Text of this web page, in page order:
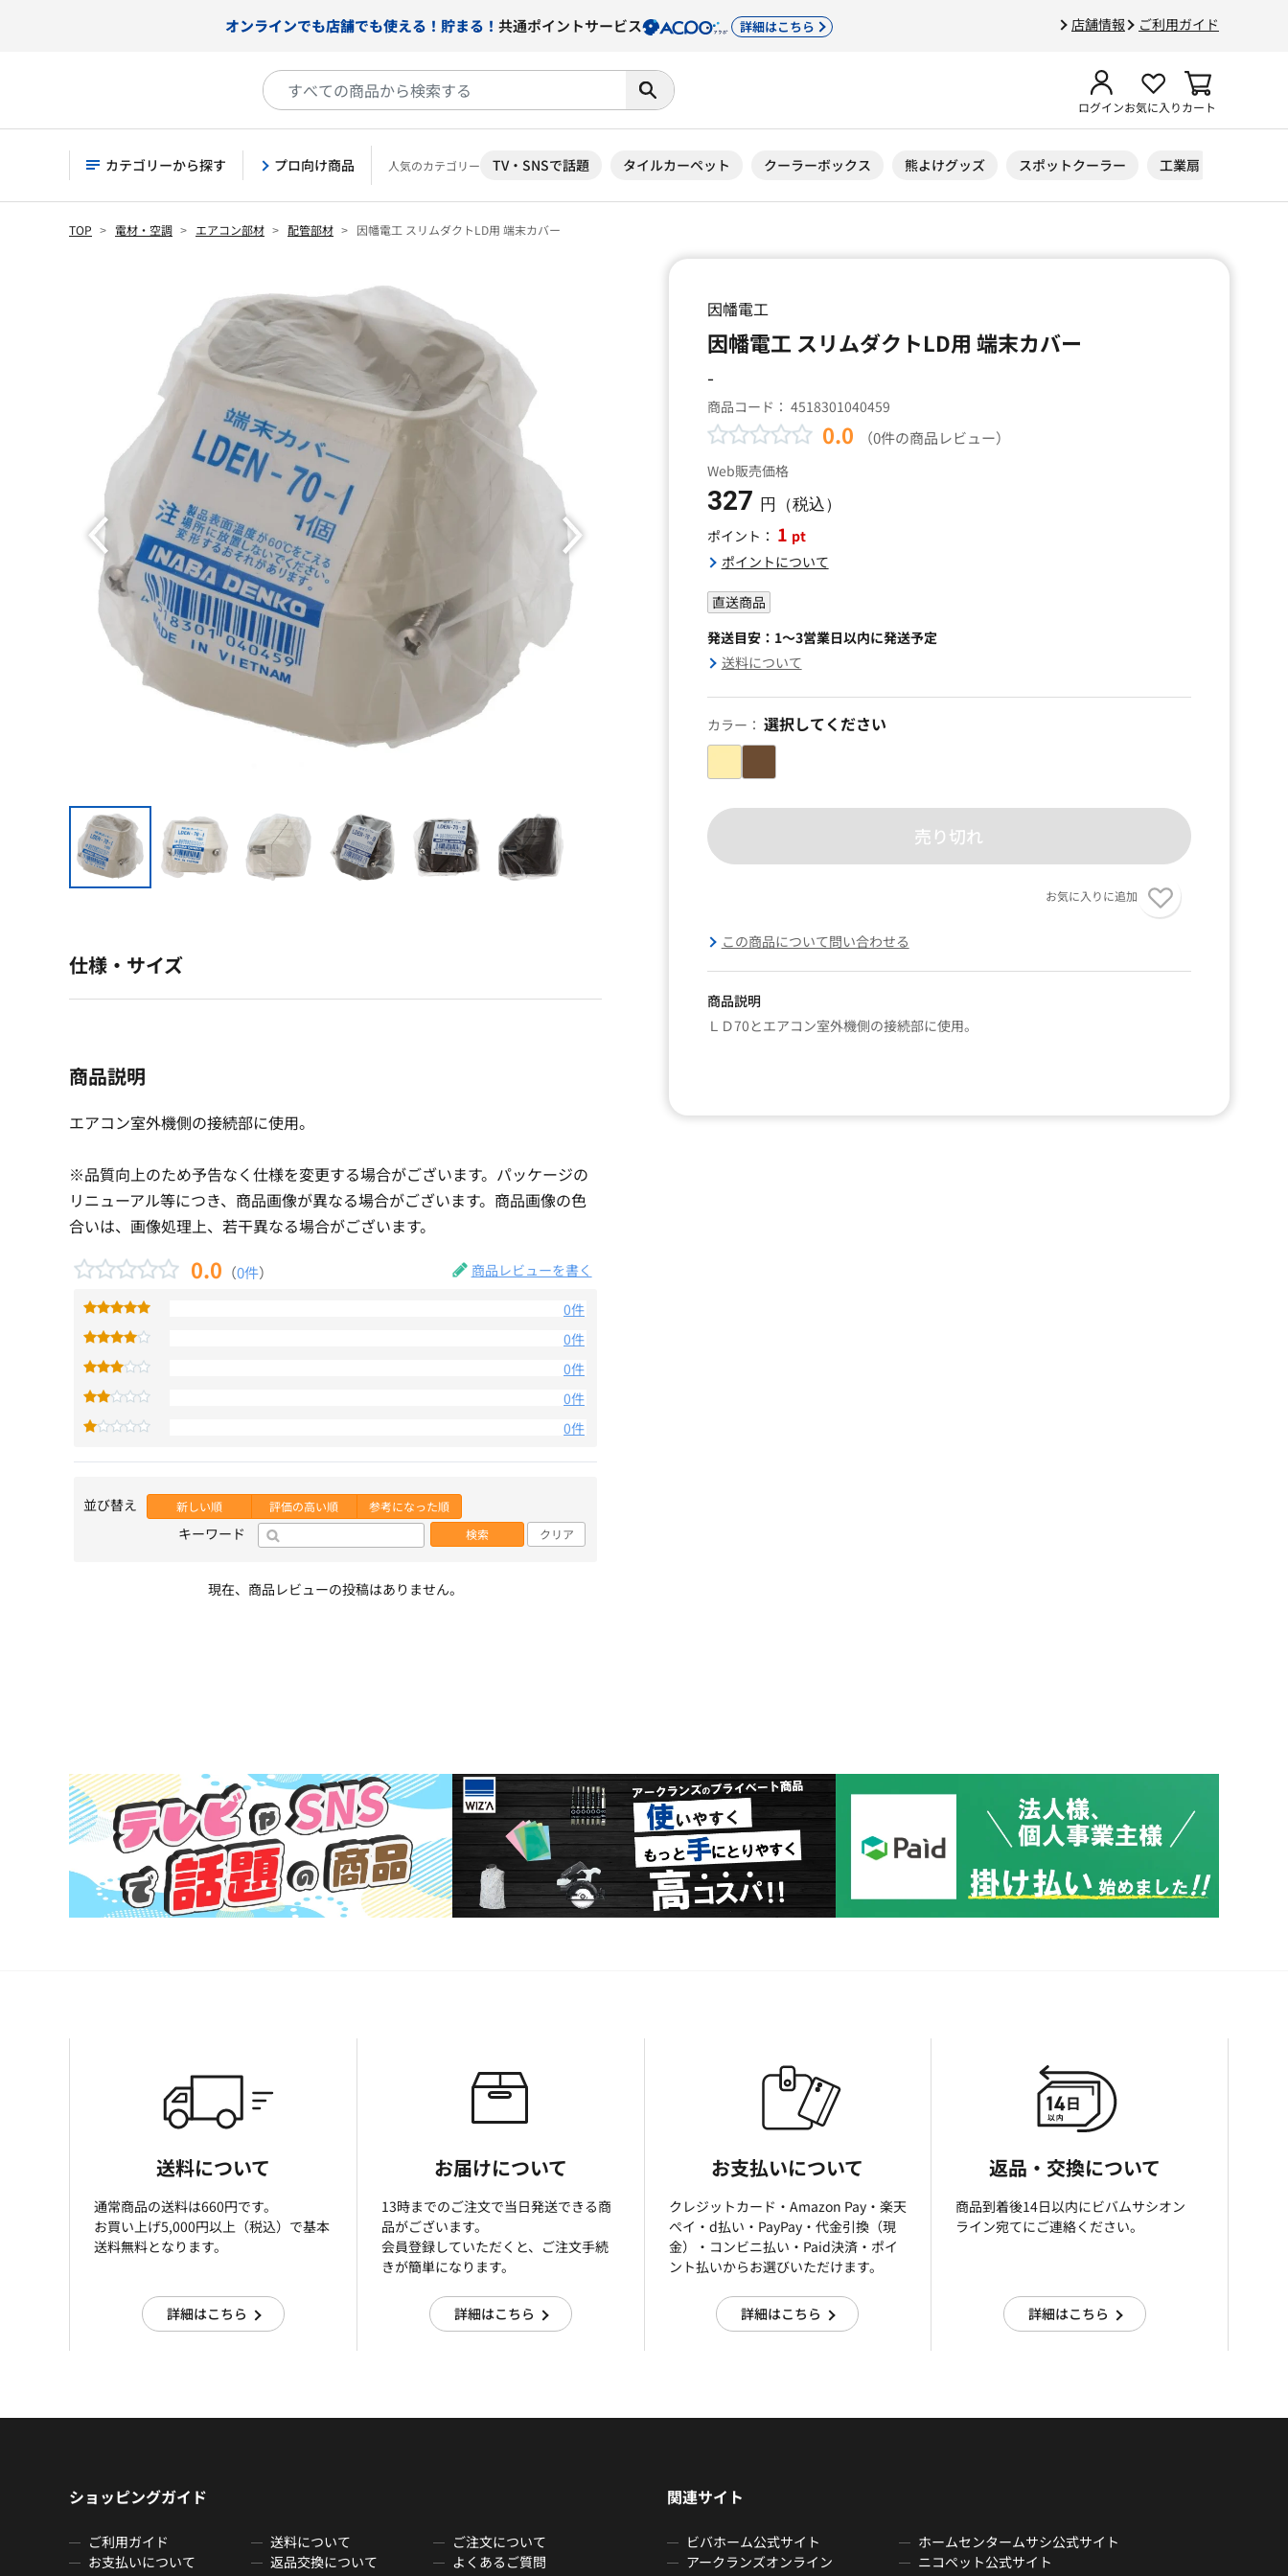
店舗情報 ご利用ガイド
オンラインでも店舗でも使える！貯まる！ 共通ポイントサービス 詳細はこちら
ログインお気に入りカート
カテゴリーから探す プロ向け商品 人気のカテゴリー TV・SNSで話題 タイルカーペット クーラーボックス 熊よけグッズ スポットクーラー 工業扇
TOP 電材・空調 エアコン部材 配管部材 因幡電工 スリムダクトLD用 端末カバー
因幡電工
因幡電工 スリムダクトLD用 端末カバー
-
商品コード： 4518301040459
0.0 （0件の商品レビュー）
Web販売価格
327 円（税込）
ポイント： 1 pt
ポイントについて
直送商品
発送目安：1～3営業日以内に発送予定
送料について
カラー： 選択してください
売り切れ
お気に入りに追加
この商品について問い合わせる
商品説明
ＬＤ70とエアコン室外機側の接続部に使用。
仕様・サイズ
商品説明
エアコン室外機側の接続部に使用。
※品質向上のため予告なく仕様を変更する場合がございます。パッケージの
リニューアル等につき、商品画像が異なる場合がございます。商品画像の色
合いは、画像処理上、若干異なる場合がございます。
0.0 （0件） 商品レビューを書く
0件
0件
0件
0件
0件
並び替え 新しい順 評価の高い順 参考になった順
キーワード 検索 クリア
現在、商品レビューの投稿はありません。
送料について
通常商品の送料は660円です。
お買い上げ5,000円以上（税込）で基本
送料無料となります。
詳細はこちら
お届けについて
13時までのご注文で当日発送できる商
品がございます。
会員登録していただくと、ご注文手続
きが簡単になります。
詳細はこちら
お支払いについて
クレジットカード・Amazon Pay・楽天
ぺイ・d払い・PayPay・代金引換（現
金）・コンビニ払い・Paid決済・ポイ
ント払いからお選びいただけます。
詳細はこちら
返品・交換について
商品到着後14日以内にビバムサシオン
ライン宛てにご連絡ください。
詳細はこちら
ショッピングガイド
ご利用ガイド 送料について
ご注文について
お支払いについて
返品交換について よくあるご質問
関連サイト
ビバホーム公式サイト
ホームセンタームサシ公式サイト
アークランズオンライン
ニコペット公式サイト